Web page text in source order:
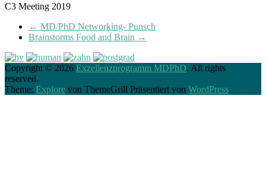
C3 Meeting 2019
← MD/PhD Networking- Punsch
Brainstorms Food and Brain →
Copyright © 2026 Exzellenzprogramm MDPhD. All rights
reserved.
Theme: Explore von ThemeGrill Präsentiert von WordPress.